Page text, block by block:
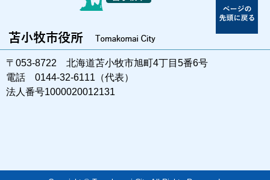
〒053-8722 北海道苫小牧市旭町4丁目5番6号
電話 0144-32-6111（代表）
法人番号1000020012131